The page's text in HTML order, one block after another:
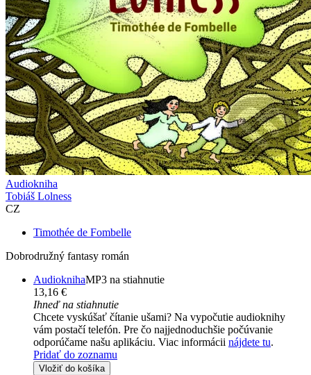
Audiokniha
Tobiáš Lolness
CZ
Timothée de Fombelle
Dobrodružný fantasy román
AudioknihaMP3 na stiahnutie
13,16 €
Ihneď na stiahnutie
Chcete vyskúšať čítanie ušami? Na vypočutie audioknihy
vám postačí telefón. Pre čo najjednoduchšie počúvanie
odporúčame našu aplikáciu. Viac informácii nájdete tu.
Pridať do zoznamu
Vložiť do košíka